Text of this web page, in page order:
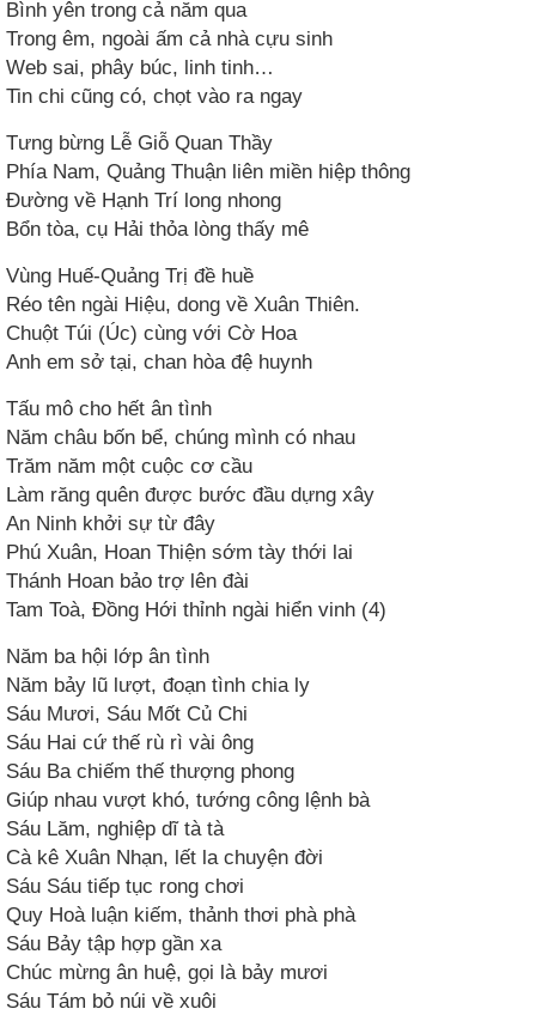
Bình yên trong cả năm qua
Trong êm, ngoài ấm cả nhà cựu sinh
Web sai, phây búc, linh tinh…
Tin chi cũng có, chọt vào ra ngay
Tưng bừng Lễ Giỗ Quan Thầy
Phía Nam, Quảng Thuận liên miền hiệp thông
Đường về Hạnh Trí long nhong
Bổn tòa, cụ Hải thỏa lòng thấy mê
Vùng Huế-Quảng Trị đề huề
Réo tên ngài Hiệu, dong về Xuân Thiên.
Chuột Túi (Úc) cùng với Cờ Hoa
Anh em sở tại, chan hòa đệ huynh
Tấu mô cho hết ân tình
Năm châu bốn bể, chúng mình có nhau
Trăm năm một cuộc cơ cầu
Làm răng quên được bước đầu dựng xây
An Ninh khởi sự từ đây
Phú Xuân, Hoan Thiện sớm tày thới lai
Thánh Hoan bảo trợ lên đài
Tam Toà, Đồng Hới thỉnh ngài hiển vinh (4)
Năm ba hội lớp ân tình
Năm bảy lũ lượt, đoạn tình chia ly
Sáu Mươi, Sáu Mốt Củ Chi
Sáu Hai cứ thế rù rì vài ông
Sáu Ba chiếm thế thượng phong
Giúp nhau vượt khó, tướng công lệnh bà
Sáu Lăm, nghiệp dĩ tà tà
Cà kê Xuân Nhạn, lết la chuyện đời
Sáu Sáu tiếp tục rong chơi
Quy Hoà luận kiếm, thảnh thơi phà phà
Sáu Bảy tập hợp gần xa
Chúc mừng ân huệ, gọi là bảy mươi
Sáu Tám bỏ núi về xuôi